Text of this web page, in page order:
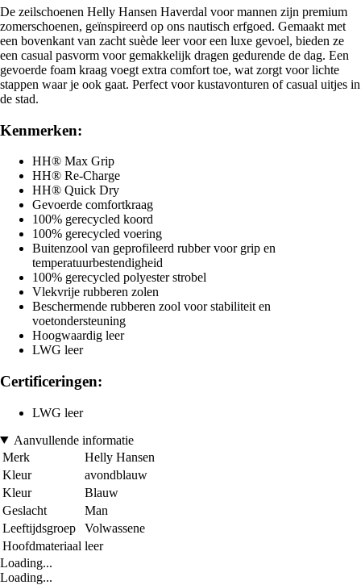
De zeilschoenen Helly Hansen Haverdal voor mannen zijn premium
zomerschoenen, geïnspireerd op ons nautisch erfgoed. Gemaakt met
een bovenkant van zacht suède leer voor een luxe gevoel, bieden ze
een casual pasvorm voor gemakkelijk dragen gedurende de dag. Een
gevoerde foam kraag voegt extra comfort toe, wat zorgt voor lichte
stappen waar je ook gaat. Perfect voor kustavonturen of casual uitjes in
de stad.
Kenmerken:
HH® Max Grip
HH® Re-Charge
HH® Quick Dry
Gevoerde comfortkraag
100% gerecycled koord
100% gerecycled voering
Buitenzool van geprofileerd rubber voor grip en
temperatuurbestendigheid
100% gerecycled polyester strobel
Vlekvrije rubberen zolen
Beschermende rubberen zool voor stabiliteit en
voetondersteuning
Hoogwaardig leer
LWG leer
Certificeringen:
LWG leer
Aanvullende informatie
Merk
Helly Hansen
Kleur
avondblauw
Kleur
Blauw
Geslacht
Man
Leeftijdsgroep
Volwassene
Hoofdmateriaal leer
Loading...
Loading...